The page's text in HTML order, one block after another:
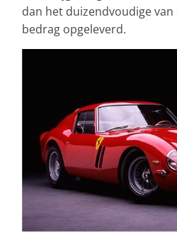
dan het duizendvoudige
bedrag opgeleverd.